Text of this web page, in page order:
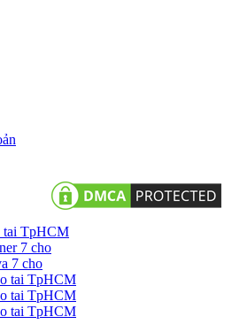
tai TpHCM
7 cho
7 cho
tai TpHCM
tai TpHCM
tai TpHCM